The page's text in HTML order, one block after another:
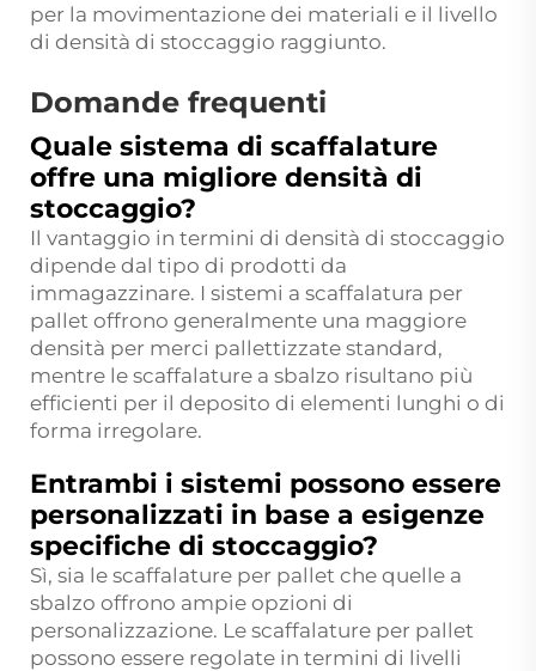
per la movimentazione dei materiali e il livello
di densità di stoccaggio raggiunto.
Domande frequenti
Quale sistema di scaffalature
offre una migliore densità di
stoccaggio?
Il vantaggio in termini di densità di stoccaggio
dipende dal tipo di prodotti da
immagazzinare. I sistemi a scaffalatura per
pallet offrono generalmente una maggiore
densità per merci pallettizzate standard,
mentre le scaffalature a sbalzo risultano più
efficienti per il deposito di elementi lunghi o di
forma irregolare.
Entrambi i sistemi possono essere
personalizzati in base a esigenze
specifiche di stoccaggio?
Sì, sia le scaffalature per pallet che quelle a
sbalzo offrono ampie opzioni di
personalizzazione. Le scaffalature per pallet
possono essere regolate in termini di livelli